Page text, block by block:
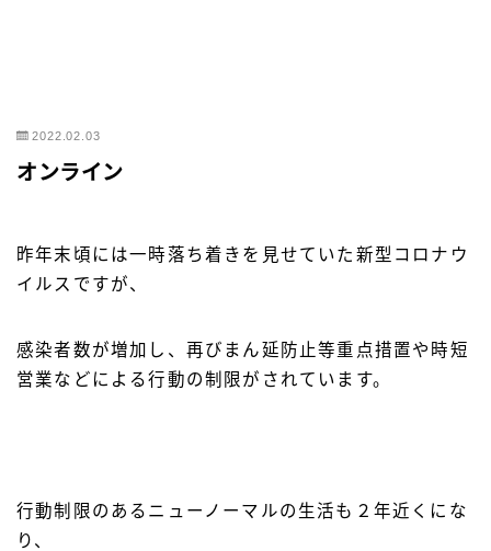
2022.02.03
オンライン
昨年末頃には一時落ち着きを見せていた新型コロナウ
イルスですが、
感染者数が増加し、再びまん延防止等重点措置や時短
営業などによる行動の制限がされています。
行動制限のあるニューノーマルの生活も２年近くにな
り、